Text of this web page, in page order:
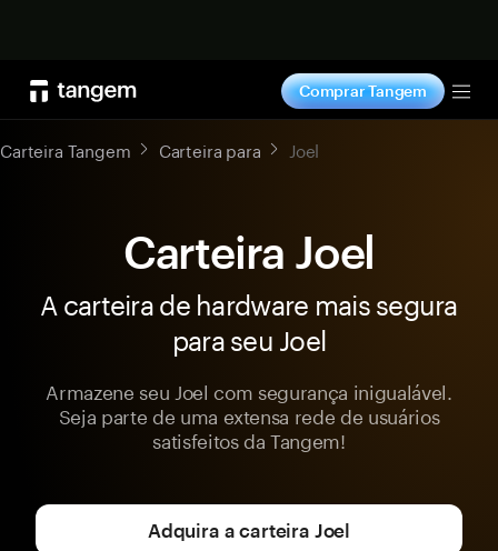
Comprar Tangem
Carteira Tangem Carteira para Joel
Carteira Joel
A carteira de hardware mais segura
para seu Joel
Armazene seu Joel com segurança inigualável.
Seja parte de uma extensa rede de usuários
satisfeitos da Tangem!
Adquira a carteira Joel